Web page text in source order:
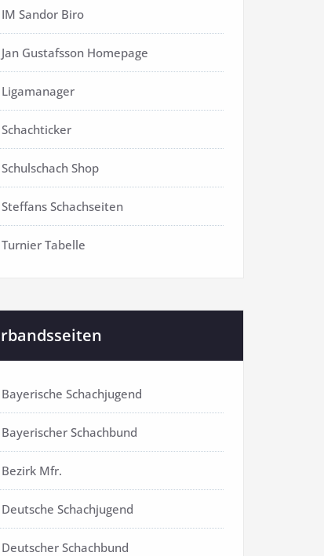
IM Sandor Biro
Jan Gustafsson Homepage
Ligamanager
Schachticker
Schulschach Shop
Steffans Schachseiten
Turnier Tabelle
Bayerische Schachjugend
Bayerischer Schachbund
Bezirk Mfr.
Deutsche Schachjugend
Deutscher Schachbund